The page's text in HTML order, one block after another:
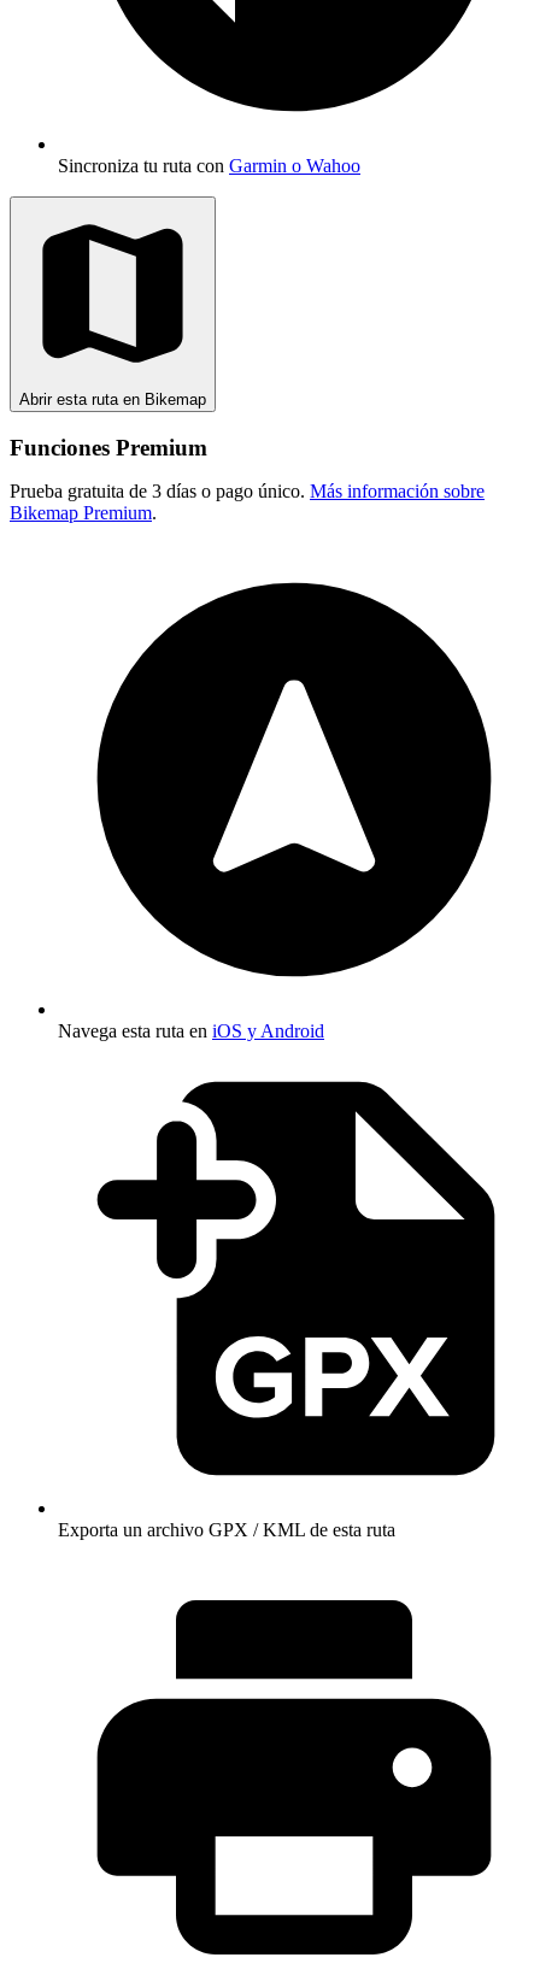
Sincroniza tu ruta con Garmin o Wahoo
Abrir esta ruta en Bikemap
Funciones Premium
Prueba gratuita de 3 días o pago único. Más información sobre
Bikemap Premium.
Navega esta ruta en iOS y Android
Exporta un archivo GPX / KML de esta ruta